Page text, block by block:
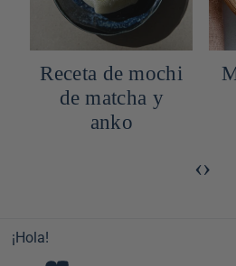
Receta de mochi
de matcha y
anko
‹›
¡Hola!